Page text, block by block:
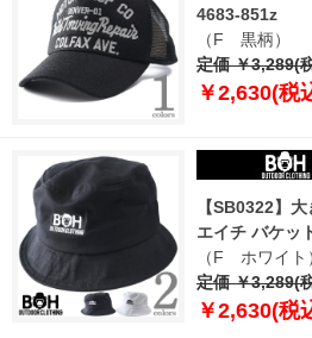
4683-851z
（F 黒柄）
定価 ￥3,289(
￥2,630(税
【SB0322】
エイチ バケッ
（F ホワイト
定価 ￥3,289(
￥2,630(税